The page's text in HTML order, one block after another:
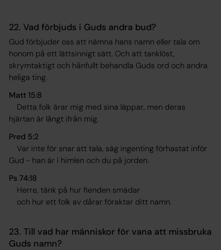
22. Vad förbjuds i Guds andra bud?
Gud förbjuder oss att nämna hans namn eller tala om
honom på ett lättsinnigt sätt. Och att tanklöst,
skrymtaktigt och hånfullt behandla Guds ord och andra
heliga ting.
Matt 15:8
Detta folk ärar mig med sina läppar, men deras
hjärtan är långt ifrån mig.
Pred 5:2
Var inte för snar att tala, säg ingenting förhastat inför
Gud - han är i himlen och du på jorden.
Ps 74:18
Herre, tänk på hur fienden smädar
och hur ett folk av dårar föraktar ditt namn.
23. Till vad har människor för vana att missbruka
Guds namn?